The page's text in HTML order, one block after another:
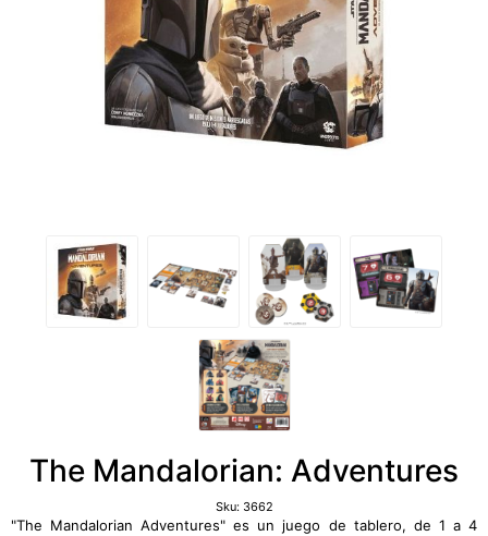
The Mandalorian: Adventures
Sku: 3662
"The Mandalorian Adventures" es un juego de tablero, de 1 a 4